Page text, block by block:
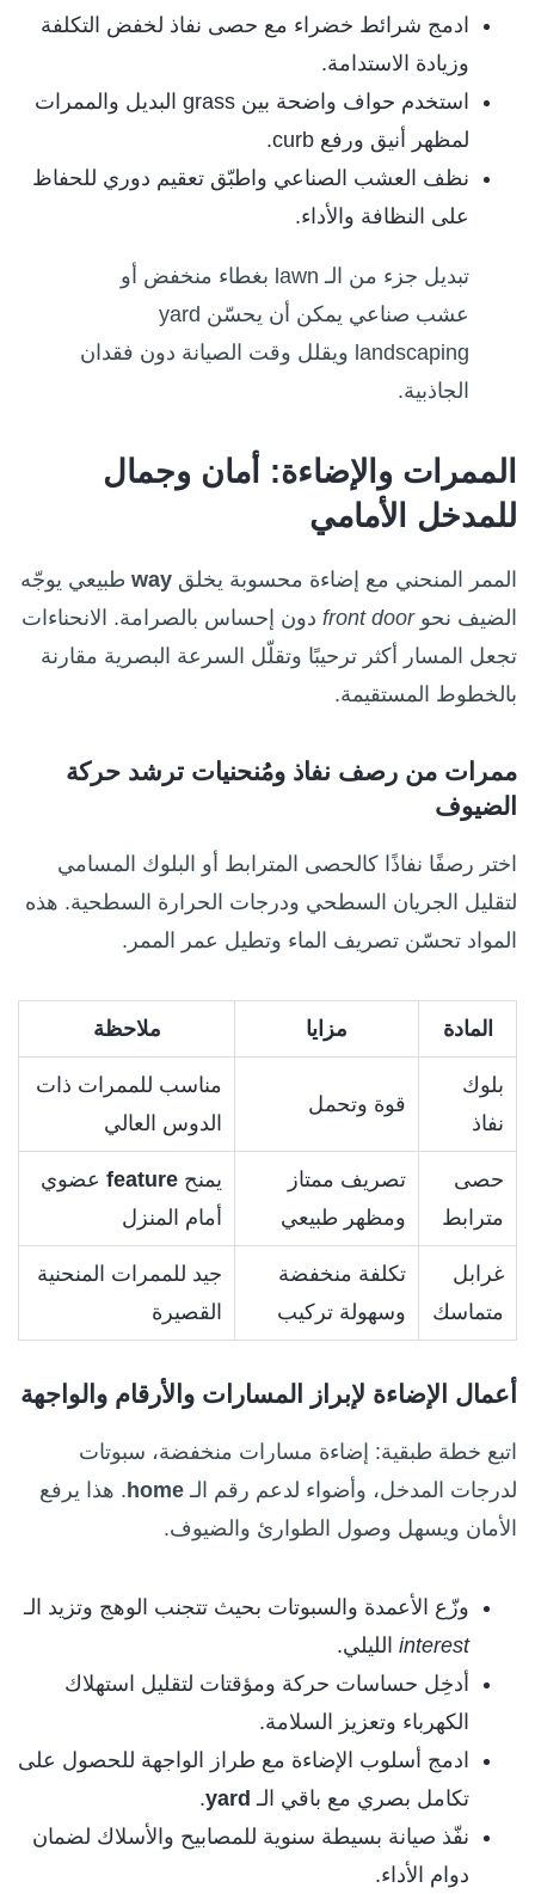
ادمج شرائط خضراء مع حصى نفاذ لخفض التكلفة
وزيادة الاستدامة.
استخدم حواف واضحة بين grass البديل والممرات
لمظهر أنيق ورفع curb.
نظف العشب الصناعي واطبّق تعقيم دوري للحفاظ
على النظافة والأداء.
تبديل جزء من الـ lawn بغطاء منخفض أو
عشب صناعي يمكن أن يحسّن yard
landscaping ويقلل وقت الصيانة دون فقدان
الجاذبية.
الممرات والإضاءة: أمان وجمال
للمدخل الأمامي
الممر المنحني مع إضاءة محسوبة يخلق way طبيعي يوجّه
الضيف نحوfront door دون إحساس بالصرامة. الانحناءات
تجعل المسار أكثر ترحيبًا وتقلّل السرعة البصرية مقارنة
بالخطوط المستقيمة.
ممرات من رصف نفاذ ومُنحنيات ترشد حركة
الضيوف
اختر رصفًا نفاذًا كالحصى المترابط أو البلوك المسامي
لتقليل الجريان السطحي ودرجات الحرارة السطحية. هذه
المواد تحسّن تصريف الماء وتطيل عمر الممر.
المادة مزايا ملاحظة
بلوك
نفاذ
قوة وتحمل
مناسب للممرات ذات
الدوس العالي
حصى
مترابط
تصريف ممتاز
ومظهر طبيعي
يمنح feature عضوي
أمام المنزل
غرابل
متماسك
تكلفة منخفضة
وسهولة تركيب
جيد للممرات المنحنية
القصيرة
أعمال الإضاءة لإبراز المسارات والأرقام والواجهة
اتبع خطة طبقية: إضاءة مسارات منخفضة، سبوتات
لدرجات المدخل، وأضواء لدعم رقم الـ home . هذا يرفع
الأمان ويسهل وصول الطوارئ والضيوف.
وزّع الأعمدة والسبوتات بحيث تتجنب الوهج وتزيد الـ
interest الليلي.
أدخِل حساسات حركة ومؤقتات لتقليل استهلاك
الكهرباء وتعزيز السلامة.
ادمج أسلوب الإضاءة مع طراز الواجهة للحصول على
تكامل بصري مع باقي الـ yard
.
نفّذ صيانة بسيطة سنوية للمصابيح والأسلاك لضمان
دوام الأداء.